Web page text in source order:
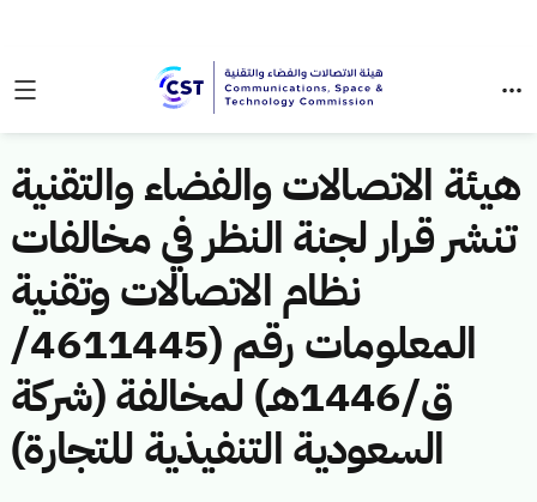
هيئة الاتصالات والفضاء والتقنية
تنشر قرار لجنة النظر في مخالفات
نظام الاتصالات وتقنية
المعلومات رقم (4611445/
ق/1446هـ) لمخالفة (شركة
السعودية التنفيذية للتجارة)